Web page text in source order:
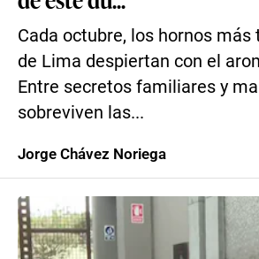
Cada octubre, los hornos
de Lima despiertan con el
Entre secretos familiares y
sobreviven las...
Jorge Chávez Noriega